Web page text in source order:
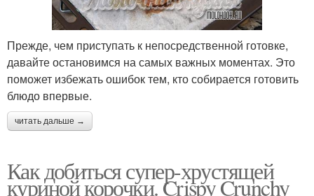
Прежде, чем приступать к непосредственной готовке,
давайте остановимся на самых важных моментах. Это
поможет избежать ошибок тем, кто собирается готовить
блюдо впервые.
читать дальше →
Как добиться супер-хрустящей
куриной корочки. Crispy Crunchy